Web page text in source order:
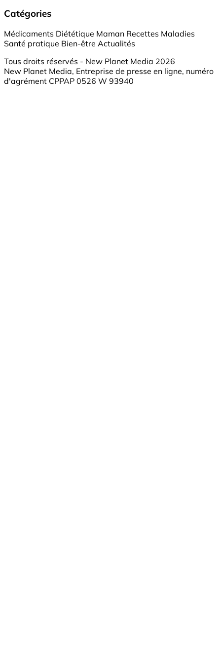
Catégories
Médicaments Diététique Maman Recettes Maladies
Santé pratique Bien-être Actualités
Tous droits réservés - New Planet Media 2026
New Planet Media, Entreprise de presse en ligne, numéro
d'agrément CPPAP 0526 W 93940